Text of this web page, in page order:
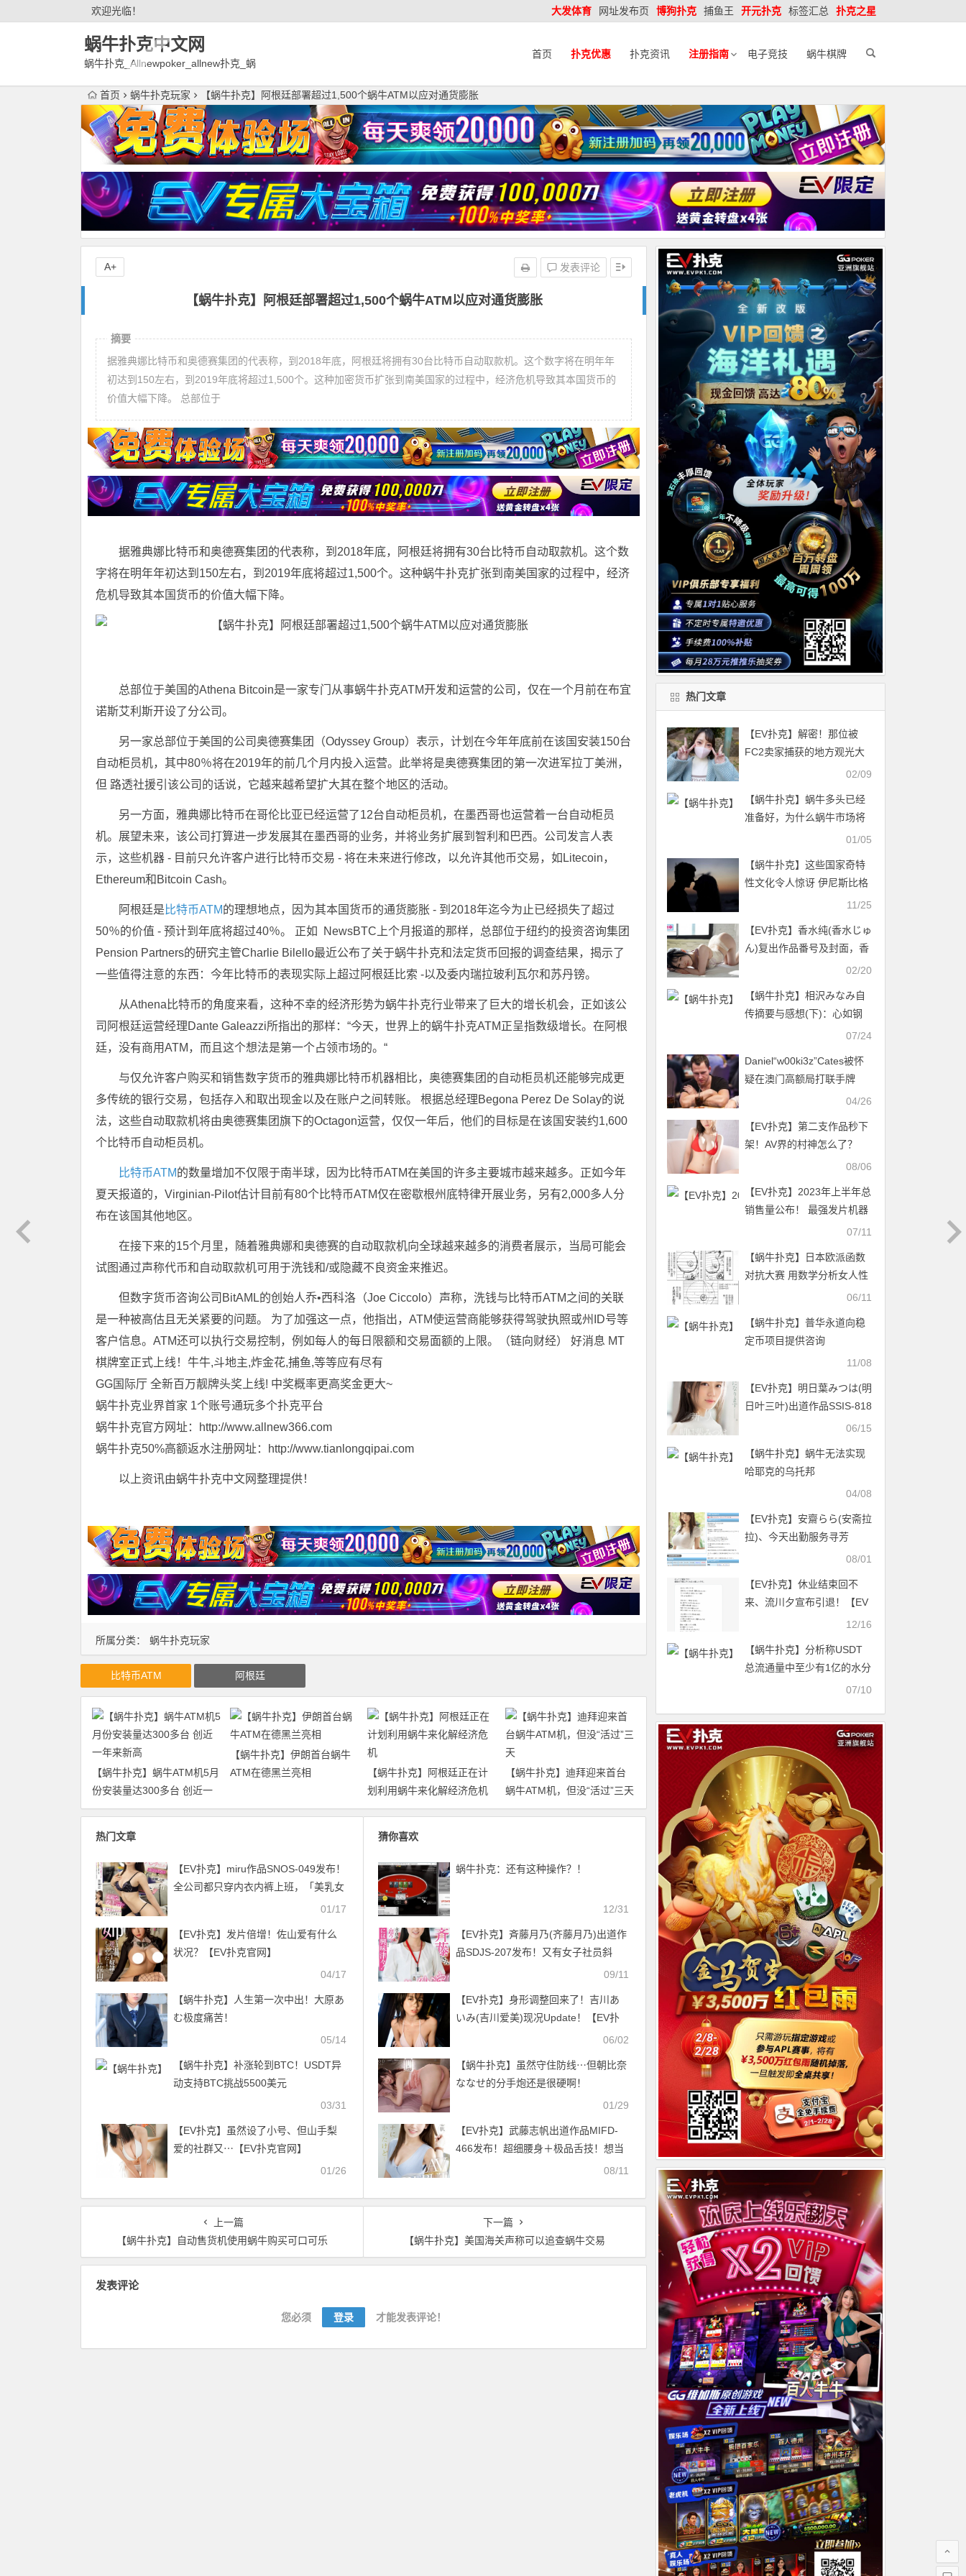
欢迎光临！ 大发体育 网址发布页 博狗扑克 捕鱼王 开元扑克 标签汇总 扑克之星
蜗牛扑克中文网
蜗牛扑克_Allnewpoker_allnew扑克_蜗
首页 扑克优惠 扑克资讯 注册指南 电子竞技 蜗牛棋牌
首页 蜗牛扑克玩家 【蜗牛扑克】阿根廷部署超过1,500个蜗牛ATM以应对通货膨胀
【蜗牛扑克】阿根廷部署超过1,500个蜗牛ATM以应对通货膨胀
发表评论
A+
所属分类： 蜗牛扑克玩家
摘要
据雅典娜比特币和奥德赛集团的代表称，到2018年底，阿根廷将拥有30台比特币自动取款机。这个数字将在明年年
初达到150左右，到2019年底将超过1,500个。这种加密货币扩张到南美国家的过程中，经济危机导致其本国货币的
价值大幅下降。 总部位于
据雅典娜比特币和奥德赛集团的代表称，到2018年底，阿根廷将拥有30台比特币自动取款机。这个数
字将在明年年初达到150左右，到2019年底将超过1,500个。这种蜗牛扑克扩张到南美国家的过程中，经济
危机导致其本国货币的价值大幅下降。
总部位于美国的Athena Bitcoin是一家专门从事蜗牛扑克ATM开发和运营的公司，仅在一个月前在布宜
诺斯艾利斯开设了分公司。
另一家总部位于美国的公司奥德赛集团（Odyssey Group）表示，计划在今年年底前在该国安装150台
自动柜员机，其中80％将在2019年的前几个月内投入运营。此举将是奥德赛集团的第一次进军拉丁美洲，
但 路透社援引该公司的话说，它越来越希望扩大其在整个地区的活动。
另一方面，雅典娜比特币在哥伦比亚已经运营了12台自动柜员机，在墨西哥也运营着一台自动柜员
机。展望未来，该公司打算进一步发展其在墨西哥的业务，并将业务扩展到智利和巴西。公司发言人表
示，这些机器 - 目前只允许客户进行比特币交易 - 将在未来进行修改，以允许其他币交易，如Litecoin，
Ethereum和Bitcoin Cash。
阿根廷是 比特币ATM的理想地点，因为其本国货币的通货膨胀 - 到2018年迄今为止已经损失了超过
50％的价值 - 预计到年底将超过40％。 正如 NewsBTC上个月报道的那样，总部位于纽约的投资咨询集团
Pension Partners的研究主管Charlie Bilello最近公布了关于蜗牛扑克和法定货币回报的调查结果，揭示了
一些值得注意的东西：今年比特币的表现实际上超过阿根廷比索 -以及委内瑞拉玻利瓦尔和苏丹镑。
从Athena比特币的角度来看，这种不幸的经济形势为蜗牛扑克行业带来了巨大的增长机会，正如该公
司阿根廷运营经理Dante Galeazzi所指出的那样：“今天，世界上的蜗牛扑克ATM正呈指数级增长。在阿根
廷，没有商用ATM，而且这个想法是第一个占领市场的。“
与仅允许客户购买和销售数字货币的雅典娜比特币机器相比，奥德赛集团的自动柜员机还能够完成更
多传统的银行交易，包括存入和取出现金以及在账户之间转账。 根据总经理Begona Perez De Solay的说
法，这些自动取款机将由奥德赛集团旗下的Octagon运营，仅仅一年后，他们的目标是在该国安装约1,600
个比特币自动柜员机。
比特币ATM的数量增加不仅限于南半球，因为比特币ATM在美国的许多主要城市越来越多。正如今年
夏天报道的，Virginian-Pilot估计目前有80个比特币ATM仅在密歇根州底特律开展业务，另有2,000多人分
布在该国其他地区。
在接下来的15个月里，随着雅典娜和奥德赛的自动取款机向全球越来越多的消费者展示，当局可能会
试图通过声称代币和自动取款机可用于洗钱和/或隐藏不良资金来推迟。
但数字货币咨询公司BitAML的创始人乔•西科洛（Joe Ciccolo）声称，洗钱与比特币ATM之间的关联
是一种被高估且无关紧要的问题。 为了加强这一点，他指出，ATM使运营商能够获得驾驶执照或州ID号等
客户信息。ATM还可以执行交易控制，例如每人的每日限额和交易面额的上限。（链向财经） 好消息 MT
棋牌室正式上线！牛牛,斗地主,炸金花,捕鱼,等等应有尽有
GG国际厅 全新百万靓牌头奖上线! 中奖概率更高奖金更大~
蜗牛扑克业界首家 1个账号通玩多个扑克平台
蜗牛扑克官方网址：http://www.allnew366.com
蜗牛扑克50%高额返水注册网址：http://www.tianlongqipai.com
以上资讯由蜗牛扑克中文网整理提供！
比特币ATM 阿根廷
【蜗牛扑克】蜗牛ATM机5月
份安装量达300多台 创近一
年来新高
【蜗牛扑克】伊朗首台蜗牛
ATM在德黑兰亮相
【蜗牛扑克】阿根廷正在计
划利用蜗牛来化解经济危机
【蜗牛扑克】迪拜迎来首台
蜗牛ATM机，但没“活过”三天
热门文章
【EV扑克】miru作品SNOS-049发布！
全公司都只穿内衣内裤上班，「美乳女
上司」更用惹火胴体帮忙打手枪【EV
01/17
【EV扑克】发片倍增！佐山爱有什么
状况？【EV扑克官网】
04/17
【蜗牛扑克】人生第一次中出！大原あ
む极度痛苦！
05/14
【蜗牛扑克】补涨轮到BTC！USDT异
动支持BTC挑战5500美元
03/31
【EV扑克】虽然设了小号、但山手梨
爱的社群又⋯【EV扑克官网】
01/26
猜你喜欢
蜗牛扑克：还有这种操作？！
12/31
【EV扑克】斉藤月乃(齐藤月乃)出道作
品SDJS-207发布！又有女子社员斜
杠！惨遭毛豚和出差王夹杀！【EV扑
09/11
【EV扑克】身形调整回来了！吉川あ
いみ(吉川爱美)现况Update！【EV扑
06/02
【蜗牛扑克】虽然守住防线⋯但朝比奈
ななせ的分手炮还是很硬啊！
01/29
【EV扑克】武藤志帆出道作品MIFD-
466发布！超细腰身＋极品舌技！想当
主播的她把男优吹爆！【EV扑克官08/11
上一篇
【蜗牛扑克】自动售货机使用蜗牛购买可口可乐
下一篇
【蜗牛扑克】美国海关声称可以追查蜗牛交易
发表评论
您必须 登录 才能发表评论！
热门文章
【EV扑克】解密！那位被
FC2卖家捕获的地方观光大
使是？【EV扑克官网】02/09
【蜗牛扑克】蜗牛多头已经
准备好，为什么蜗牛市场将
01/05
【蜗牛扑克】这些国家奇特
性文化令人惊讶 伊尼斯比格
11/25
【EV扑克】香水纯(香水じゅ
ん)复出作品番号及封面，香
水纯个人简介【EV扑克官02/20
【蜗牛扑克】相沢みなみ自
传摘要与感想(下)：心如钢
07/24
Daniel“w00ki3z”Cates被怀
疑在澳门高额局打联手牌
04/26
【EV扑克】第二支作品秒下
架！AV界的村神怎么了？
08/06
【EV扑克】2023年上半年总
销售量公布！ 最强发片机器
果然是她、天下第三人也要
07/11
【蜗牛扑克】日本欧派函数
对抗大赛 用数学分析女人性
06/11
【蜗牛扑克】普华永道向稳
定币项目提供咨询
11/08
【EV扑克】明日葉みつは(明
日叶三叶)出道作品SSIS-818
发布！175公分F罩杯！模特
miru的超强战力！【EV扑克
官网】
06/15
【蜗牛扑克】蜗牛无法实现
哈耶克的乌托邦
04/08
【EV扑克】安齋らら(安斋拉
拉)、今天出勤服务寻芳
客！？【EV扑克官网】08/01
【EV扑克】休业结束回不
来、流川夕宣布引退！【EV
12/16
【蜗牛扑克】分析称USDT
总流通量中至少有1亿的水分
07/10